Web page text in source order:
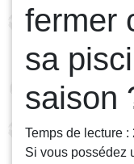
fermer
sa
saison
Temps de lecture :
Si vous possédez